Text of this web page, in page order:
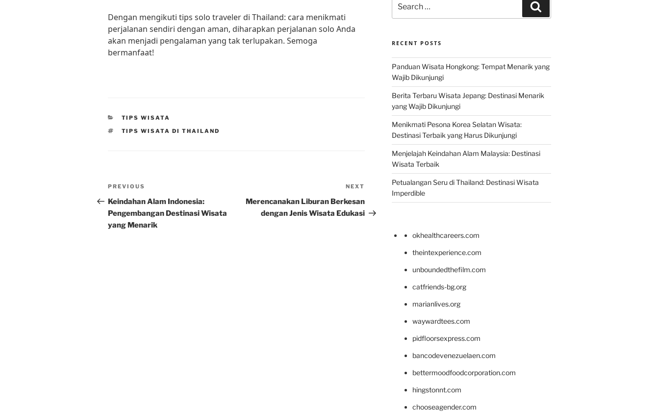
Dengan mengikuti tips solo traveler di Thailand: cara menikmati
perjalanan sendiri dengan aman, diharapkan perjalanan solo Anda
akan menjadi pengalaman yang tak terlupakan. Semoga
bermanfaat!
CATEGORIES
TIPS WISATA
TAGS
TIPS WISATA DI THAILAND
Post
navigation
Previous
Post
PREVIOUS
Keindahan Alam Indonesia:
Pengembangan Destinasi Wisata
yang Menarik
Post
NEXT
Merencanakan Liburan Berkesan
dengan Jenis Wisata Edukasi
for:
RECENT POSTS
Panduan Wisata Hongkong: Tempat Menarik yang
Wajib Dikunjungi
Berita Terbaru Wisata Jepang: Destinasi Menarik
yang Wajib Dikunjungi
Menikmati Pesona Korea Selatan Wisata:
Destinasi Terbaik yang Harus Dikunjungi
Menjelajah Keindahan Alam Malaysia: Destinasi
Wisata Terbaik
Petualangan Seru di Thailand: Destinasi Wisata
Imperdible
okhealthcareers.com
theintexperience.com
unboundedthefilm.com
catfriends-bg.org
marianlives.org
waywardtees.com
pidfloorsexpress.com
bancodevenezuelaen.com
bettermoodfoodcorporation.com
hingstonnt.com
chooseagender.com